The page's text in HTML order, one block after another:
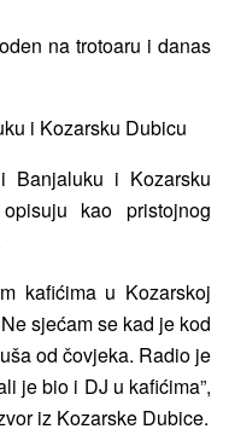
na trotoaru i danas
i Kozarsku Dubicu
Banjaluku i Kozarsku
kao pristojnog
kafićima u Kozarskoj
sjećam se kad je kod
od čovjeka. Radio je
je bio i DJ u kafićima”,
iz Kozarske Dubice.